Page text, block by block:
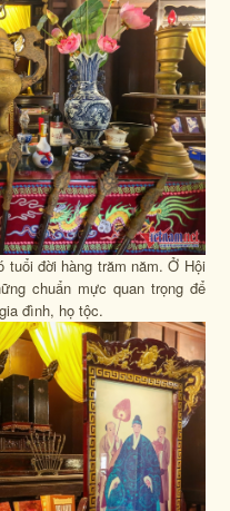
tuổi đời hàng trăm năm. Ở Hội
chuẩn mực quan trọng để
đình, họ tộc.